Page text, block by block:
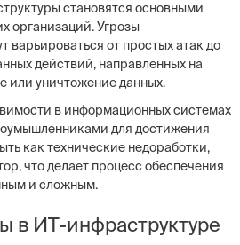
становятся основными
организаций. Угрозы
варьироваться от простых атак до
действий, направленных на
или уничтожение данных.
в информационных системах
для достижения
как технические недоработки,
что делает процесс обеспечения
и сложным.
в ИТ-инфраструктуре